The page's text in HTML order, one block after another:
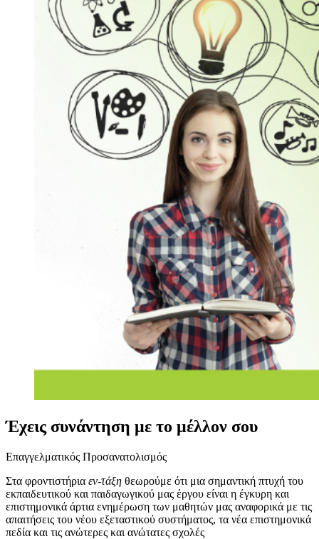
Έχεις συνάντηση με το μέλλον σου
Επαγγελματικός Προσανατολισμός
Στα φροντιστήρια εν-τάξη θεωρούμε ότι μια σημαντική πτυχή του
εκπαιδευτικού και παιδαγωγικού μας έργου είναι η έγκυρη και
επιστημονικά άρτια ενημέρωση των μαθητών μας αναφορικά με τις
απαιτήσεις του νέου εξεταστικού συστήματος, τα νέα επιστημονικά
πεδία και τις ανώτερες και ανώτατες σχολές